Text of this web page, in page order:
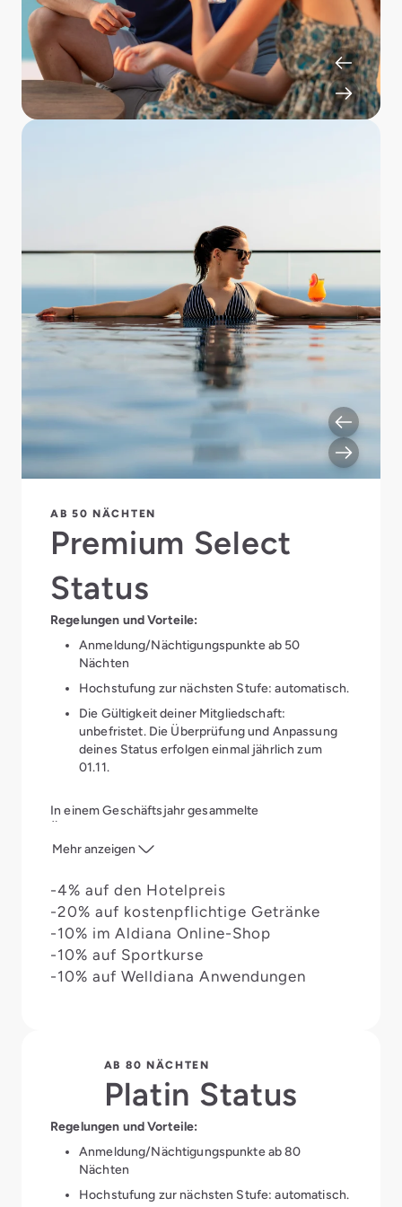
Logis, Shuttle, Medikamente, Arztkosten,
Skipass, Green Fees, Geldauszahlung an der
Rezeption), maximal rückwirkend innerhalb des
Geschäftsjahres einreichbar
Aldiana Katalogzustellung:Zusendung des aktuellen
Aldiana Katalogs
AB 50 NÄCHTEN
Premium Select
Status
Regelungen und Vorteile:
Anmeldung/Nächtigungspunkte ab 50
Nächten
Hochstufung zur nächsten Stufe: automatisch.
Die Gültigkeit deiner Mitgliedschaft:
unbefristet. Die Überprüfung und Anpassung
deines Status erfolgen einmal jährlich zum
01.11.
In einem Geschäftsjahr gesammelte
gültig.
Gästeclub-Ermäßigung:
4% Ermäßigung auf den
Hotelpreis, Bedingungen siehe „Gästeclub
Rabattantrag“
Ermäßigung Aldiana Merchandising
(einmal pro Jahr): 10%
Welldiana Anwendungen: 10% (gilt nicht für die
Sportkurse (Tennis, Golf, Segeln, Surfen)**:
10%
Vor Ort:
Treatment vor Ort
Mehr anzeigen
-4% auf den Hotelpreis
-20% auf kostenpflichtige Getränke
-10% im Aldiana Online-Shop
-10% auf Sportkurse
-10% auf Welldiana Anwendungen
AB 80 NÄCHTEN
Platin Status
Regelungen und Vorteile:
Anmeldung/Nächtigungspunkte ab 80
Nächten
Hochstufung zur nächsten Stufe: automatisch.